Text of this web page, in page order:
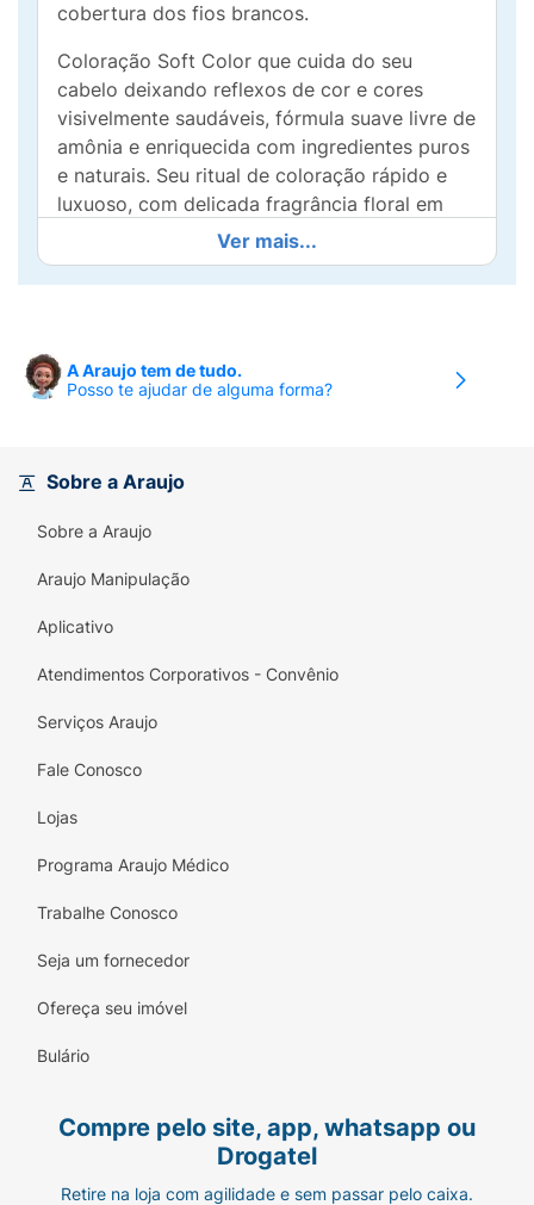
cobertura dos fios brancos.
Coloração Soft Color que cuida do seu
cabelo deixando reflexos de cor e cores
visivelmente saudáveis, fórmula suave livre de
amônia e enriquecida com ingredientes puros
e naturais. Seu ritual de coloração rápido e
luxuoso, com delicada fragrância floral em
apenas 20 minutos. Cabelo incrivelmente
macio e cheio de brilho.
Ver mais...
A Araujo tem de tudo.
Posso te ajudar de alguma forma?
Sobre a Araujo
Sobre a Araujo
Araujo Manipulação
Aplicativo
Atendimentos Corporativos - Convênio
Serviços Araujo
Fale Conosco
Lojas
Programa Araujo Médico
Trabalhe Conosco
Seja um fornecedor
Ofereça seu imóvel
Bulário
Compre pelo site, app, whatsapp ou
Drogatel
Retire na loja com agilidade e sem passar pelo caixa.